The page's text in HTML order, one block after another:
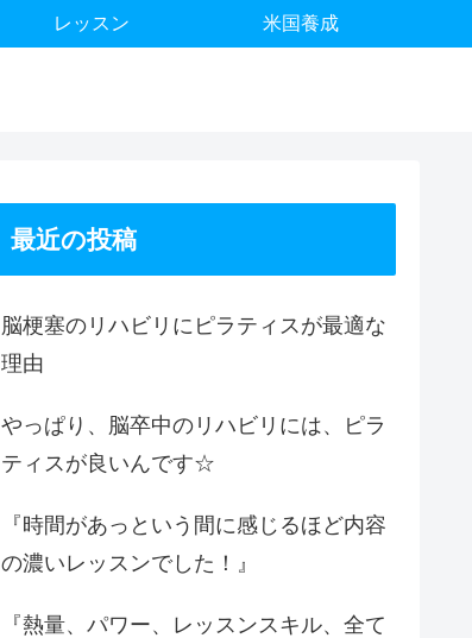
レッスン 米国養成
最近の投稿
脳梗塞のリハビリにピラティスが最適な
理由
やっぱり、脳卒中のリハビリには、ピラ
ティスが良いんです☆
『時間があっという間に感じるほど内容
の濃いレッスンでした！』
『熱量、パワー、レッスンスキル、全て